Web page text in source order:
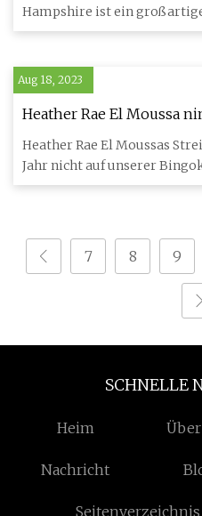
Hampshire ist ein
gibt nicht
Aug 18, 2023
Heather Rae El Moussa
die Beauty-Marke
Heather Rae El Moussas
Jahr nicht auf unserer Bingokarte. Die
aber unbesc
7 8 9
SCHNELLE
Heim
Nachricht
Seitenverzeichnis